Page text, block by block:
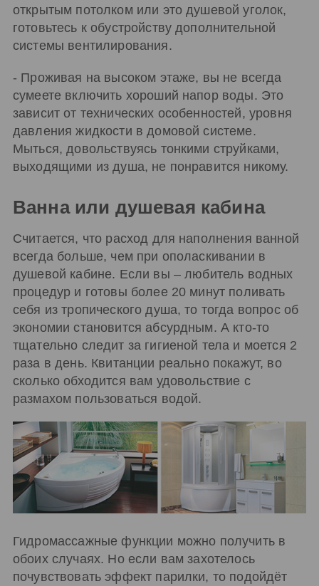
открытым потолком или это душевой уголок,
готовьтесь к обустройству дополнительной
системы вентилирования.
- Проживая на высоком этаже, вы не всегда
сумеете включить хороший напор воды. Это
зависит от технических особенностей, уровня
давления жидкости в домовой системе.
Мыться, довольствуясь тонкими струйками,
выходящими из душа, не понравится никому.
Ванна или душевая кабина
Считается, что расход для наполнения ванной
всегда больше, чем при ополаскивании в
душевой кабине. Если вы – любитель водных
процедур и готовы более 20 минут поливать
себя из тропического душа, то тогда вопрос об
экономии становится абсурдным. А кто-то
тщательно следит за гигиеной тела и моется 2
раза в день. Квитанции реально покажут, во
сколько обходится вам удовольствие с
размахом пользоваться водой.
Гидромассажные функции можно получить в
обоих случаях. Но если вам захотелось
почувствовать эффект парилки, то подойдёт